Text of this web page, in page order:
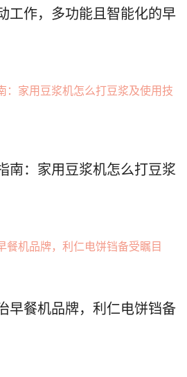
工作，多功能且智能化的早
南：家用豆浆机怎么打豆浆
早餐机品牌，利仁电饼铛备